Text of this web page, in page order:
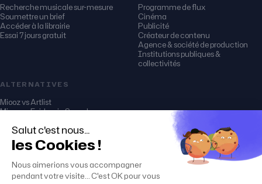
Recherche musicale sur-mesure
Soumettre un brief
Accéder à la librairie
Essai 7 jours gratuit
Programme de flux
Cinéma
Publicité
Créateur de contenu
Agence & société de production
Institutions publiques &
collectivités
ALTERNATIVES
Miooz vs Artlist
Miooz vs Epidemic Sound
Miooz vs Soundstripe
Miooz vs PremiumBeat
Miooz vs Musicbed